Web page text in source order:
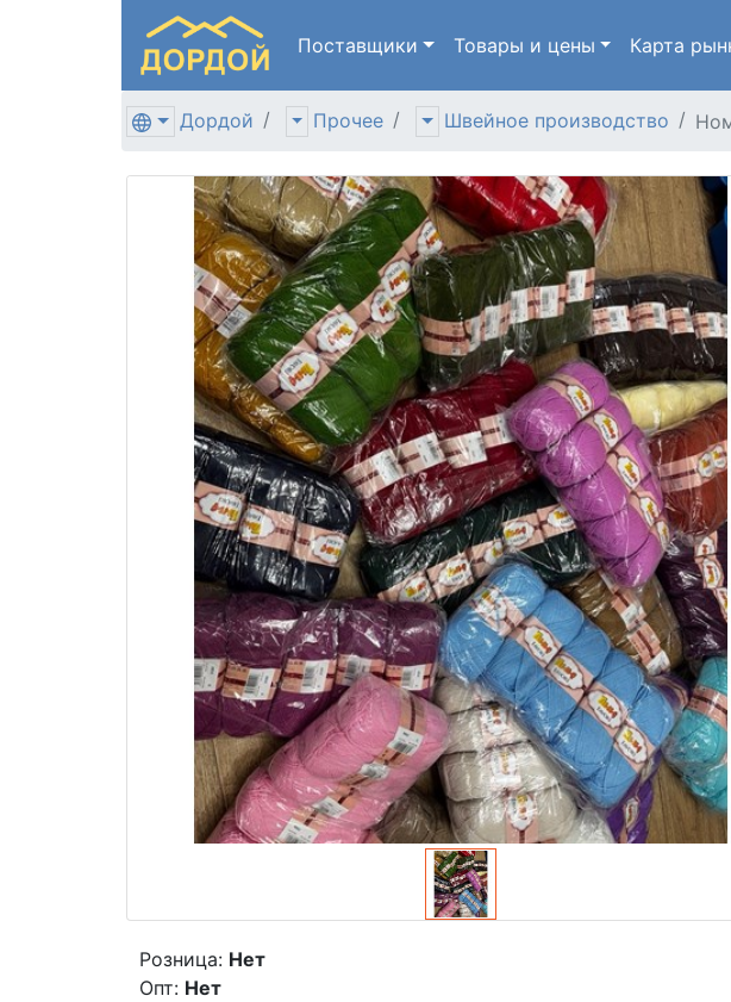
Поставщики Товары и цены Карта
Дордой Прочее Швейное производство
Розница: Нет
Опт: Нет